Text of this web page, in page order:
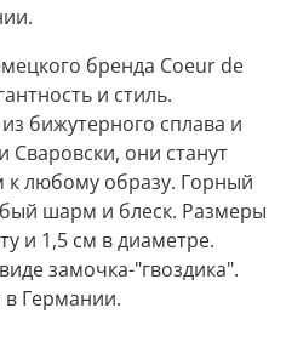
бренда Coeur de
и стиль.
бижутерного сплава и
они станут
любому образу. Горный
шарм и блеск. Размеры
и 1,5 см в диаметре.
замочка-"гвоздика".
в Германии.